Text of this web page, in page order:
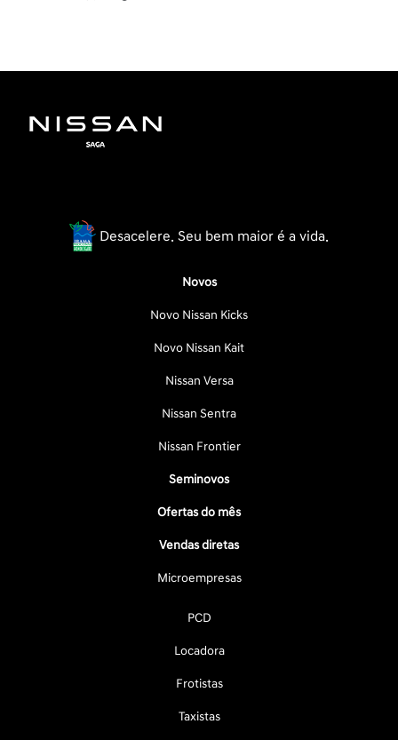
Desacelere. Seu bem maior é a vida.
Novos
Novo Nissan Kicks
Novo Nissan Kait
Nissan Versa
Nissan Sentra
Nissan Frontier
Seminovos
Ofertas do mês
Vendas diretas
Microempresas
PCD
Locadora
Frotistas
Taxistas